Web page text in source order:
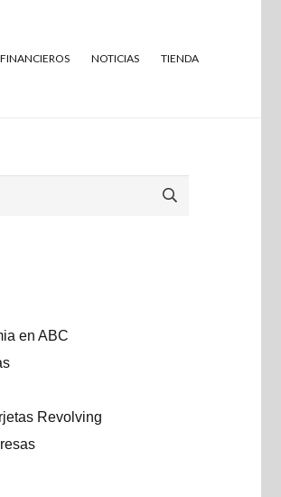
NOTICIAS TIENDA
en ABC
Revolving